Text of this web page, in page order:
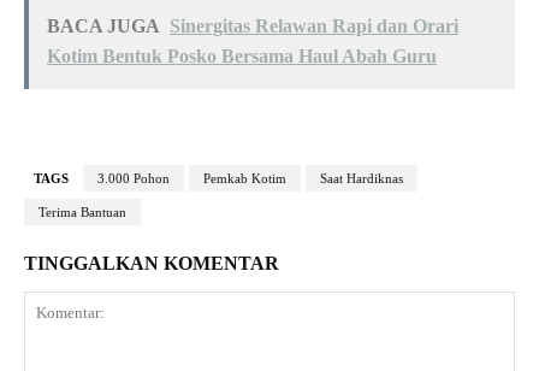
BACA JUGA Sinergitas Relawan Rapi dan Orari
Kotim Bentuk Posko Bersama Haul Abah Guru
TAGS 3.000 Pohon Pemkab Kotim Saat Hardiknas
Terima Bantuan
TINGGALKAN KOMENTAR